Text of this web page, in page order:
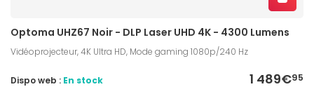
Optoma UHZ67 Noir - DLP Laser UHD 4K - 4300 Lumens
Vidéoprojecteur, 4K Ultra HD, Mode gaming 1080p/240 Hz
1 489€95
Dispo web : En stock